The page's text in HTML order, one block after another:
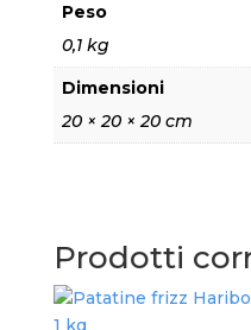
Peso
0,1 kg
Dimensioni
20 × 20 × 20 cm
Prodotti